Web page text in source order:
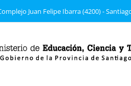
Juan Felipe Ibarra (4200) -